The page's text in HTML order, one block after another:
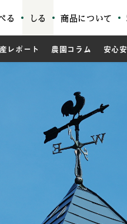
る しる 商品について
レポート 農園コラム 安心